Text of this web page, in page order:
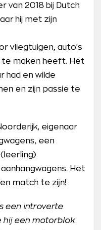
van 2018 bij Dutch
hij met zijn
vliegtuigen, auto's
maken heeft. Het
had en wilde
en zijn passie te
eigenaar
een
Het
match te zijn!
een introverte
hij een motorblok